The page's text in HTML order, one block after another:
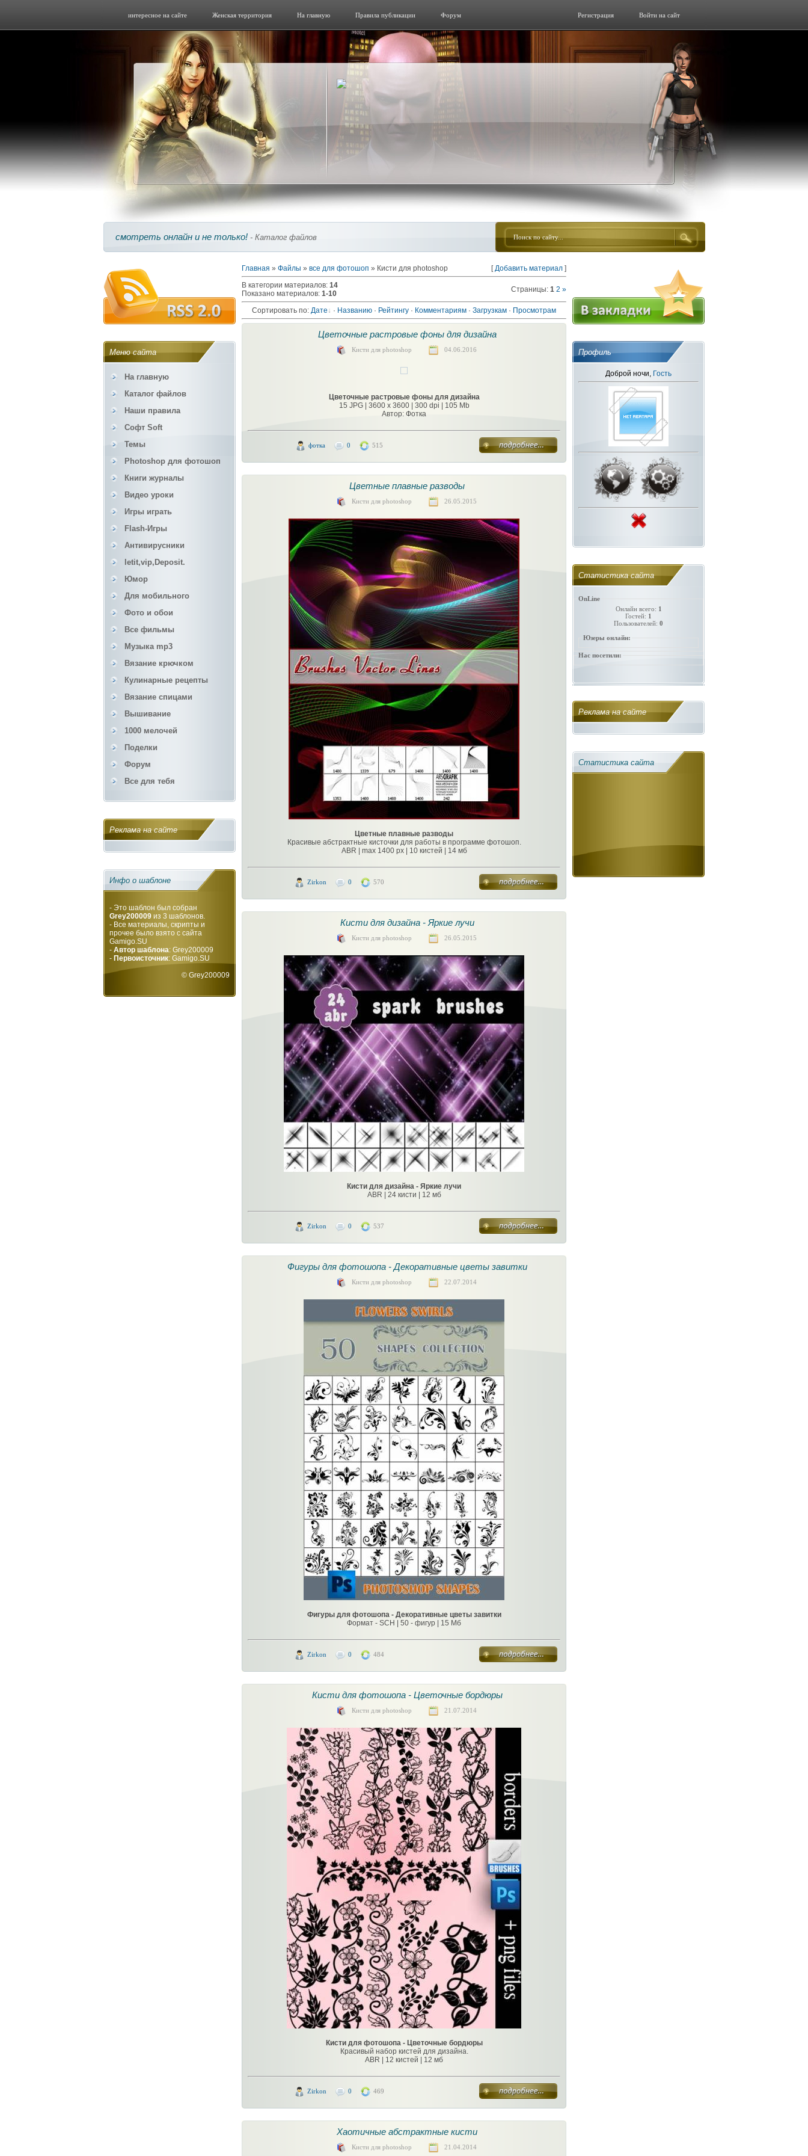
интересное на сайте Женская территория На главную Правила публикации Форум Войти на сайт
Регистрация
смотреть онлайн и не только! - Каталог файлов
Меню сайта
На главную
Каталог файлов
Наши правила
Софт Soft
Темы
Photoshop для фотошоп
Книги журналы
Видео уроки
Игры играть
Flash-Игры
Антивирусники
letit,vip,Deposit.
Юмор
Для мобильного
Фото и обои
Все фильмы
Музыка mp3
Вязание крючком
Кулинарные рецепты
Вязание спицами
Вышивание
1000 мелочей
Поделки
Форум
Все для тебя
Реклама на сайте
Инфо о шаблоне
- Это шаблон был собран
Grey200009 из 3 шаблонов.
- Все материалы, скрипты и
прочее было взято с сайта
Gamigo.SU
- Автор шаблона: Grey200009
- Первоисточник: Gamigo.SU
© Grey200009
Главная » Файлы » все для фотошоп » Кисти для photoshop [Добавить материал ]
В категории материалов: 14
Показано материалов: 1-10 Страницы: 1 2 »
Сортировать по: Дате · Названию · Рейтингу · Комментариям · Загрузкам · Просмотрам
Цветочные растровые фоны для дизайна
Кисти для photoshop 04.06.2016
Цветочные растровые фоны для дизайна
15 JPG | 3600 x 3600 | 300 dpi | 105 Mb
Автор: Фотка
фотка 0 515
Цветные плавные разводы
Кисти для photoshop 26.05.2015
Цветные плавные разводы
Красивые абстрактные кисточки для работы в программе фотошоп.
ABR | max 1400 px | 10 кистей | 14 мб
Zirkon 0 570
Кисти для дизайна - Яркие лучи
Кисти для photoshop 26.05.2015
Кисти для дизайна - Яркие лучи
ABR | 24 кисти | 12 мб
Zirkon 0 537
Фигуры для фотошопа - Декоративные цветы завитки
Кисти для photoshop 22.07.2014
Фигуры для фотошопа - Декоративные цветы завитки
Формат - SCH | 50 - фигур | 15 Мб
Zirkon 0 484
Кисти для фотошопа - Цветочные бордюры
Кисти для photoshop 21.07.2014
Кисти для фотошопа - Цветочные бордюры
Красивый набор кистей для дизайна.
ABR | 12 кистей | 12 мб
Zirkon 0 469
Хаотичные абстрактные кисти
Кисти для photoshop 21.04.2014
Профиль
Доброй ночи, Гость
Статистика сайта
OnLine
Онлайн всего: 1
Гостей: 1
Пользователей: 0
Юзеры онлайн:
Нас посетили:
Реклама на сайте
Статистика сайта